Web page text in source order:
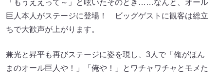
「もうええって～」と呟いたそのとき……なんと、オール
巨人本人がステージに登場！ ビッグゲストに観客は総立
ちで大歓声が上がります。
兼光と昇平も再びステージに姿を現し、3人で「俺がほん
まのオール巨人や！」「俺や！」とワチャワチャとモメた